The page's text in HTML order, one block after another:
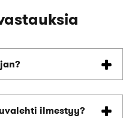
ilmestyy?